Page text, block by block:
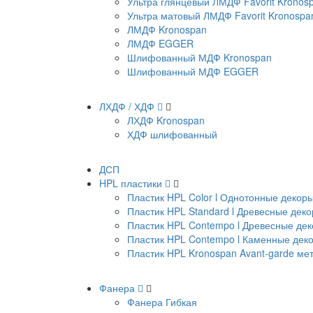
Ультра матовый ЛМДФ Favorit
ЛМДФ Kronospan
ЛМДФ EGGER
Шлифованный МДФ Kronospan
Шлифованный МДФ EGGER
ЛХДФ / ХДФ
ЛХДФ Kronospan
ХДФ шлифованный
ДСП
HPL пластики
Пластик HPL Color l Однотонные декоры
Пластик HPL Standard l Древесные
Пластик HPL Contempo l Древесные
Пластик HPL Contempo l Каменные
Пластик HPL Kronospan Avant-garde
Фанера
Фанера Гибкая